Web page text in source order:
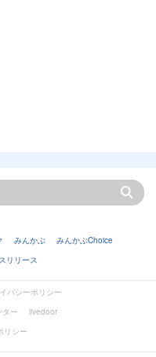
みんかぶ
みんかぶChoice
リリース
バシーポリシー
ー
livedoor
リシー